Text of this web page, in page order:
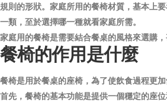
規則的形狀。家庭所用的餐椅材質，基本上
一類，至於選擇哪一種就看家庭所需。
家庭用的餐椅是需要結合餐桌的風格來選購
餐椅的作用是什麼
餐椅是用於餐桌的座椅，為了使飲食過程更
首先，餐椅的基本功能是提供一個穩定的座